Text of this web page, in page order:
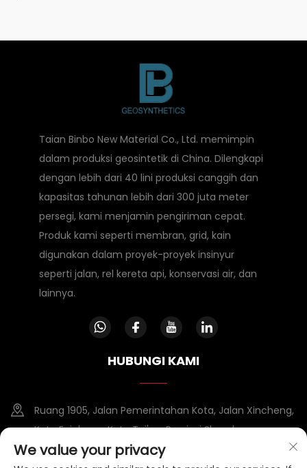
Taian Binbo New Material Co., Ltd. memimpin
dalam produksi geosintetik di China. Dilengkapi
dengan lebih dari 40 lini produksi canggih dan
kapasitas tahunan lebih dari 300 juta meter
persegi, kami menjamin pengiriman cepat.
Produk kami seperti membran, grid, kain
digunakan dalam proyek-proyek insinyur
seperti jalan, rel kereta api, konservasi air, dan
lainnya.
HUBUNGI KAMI
Ruang 1905, Jalan Pemerintahan Kota, Jalan Xincheng,
Kota Feicheng, Kota Tai'an, Provinsi Shandong
+86-15953807388
We value your privacy